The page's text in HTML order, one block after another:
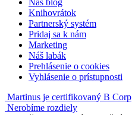
Knihovrátok
Partnerský systém
Pridaj sa k nám
Marketing
Náš labák
Prehlásenie o cookies
Vyhlásenie o prístupnosti
Martinus je certifikovaný B Corp
Nerobíme rozdiely